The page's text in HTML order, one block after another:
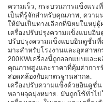
ความเร็ว, กระบวนการแข็งแร
เป็นที่รู้จักสําหรับคุณภาพ, ควา
ให้มันเป็นทางเลือกที่นิยมในหมู่
เครื่องปรับปรุงความแข็งแบบอิน
ปรับปรุงความแข็งแบบอินดูชั่นที่
มาะสําหรับโรงงานและอุตสาห
200KWเครื่องนี้ถูกออกแบบและ
คุณภาพสูงและราคาที่คุ้มค่าการ
สอดคล้องกับมาตรฐานสากล.
เครื่องปรับความแข็งด้วยอินดูชั่
หลายจุดมุ่งหมาย. มันถูกใช้ทั่วไ